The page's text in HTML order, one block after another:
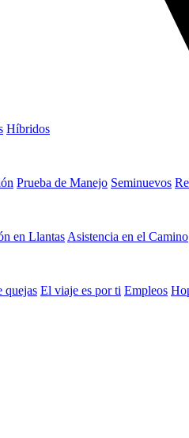
Híbridos
Prueba de Manejo Seminuevos
en Llantas Asistencia en el Camino
quejas El viaje es por ti Empleos